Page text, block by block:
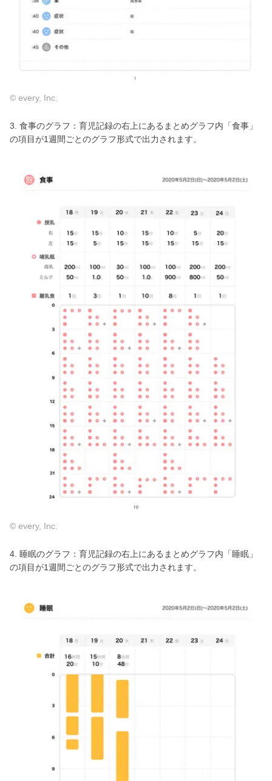
© every, Inc.
3. 食事のグラフ：育児記録の右上にあるまとめグラフ内「食事」
の項目が1週間ごとのグラフ形式で出力されます。
© every, Inc.
4. 睡眠のグラフ：育児記録の右上にあるまとめグラフ内「睡眠」
の項目が1週間ごとのグラフ形式で出力されます。